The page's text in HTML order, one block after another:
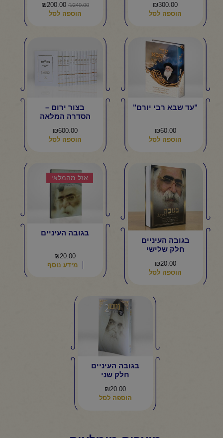
₪300.00
הוספה לסל
₪240.00
המחיר
המקורי
₪200.00
₪200.00.
הוספה לסל
"עד שבא רבי יורם"
₪60.00
הוספה לסל
בצור ירום –
הסדרה המלאה
₪600.00
הוספה לסל
בגובה העיניים
חלק שלישי
₪20.00
הוספה לסל
אזל מהמלאי
בגובה העיניים
₪20.00
מידע נוסף
בגובה העיניים
חלק שני
₪20.00
הוספה לסל